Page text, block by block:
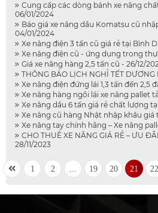
Cung cấp các dòng bánh xe nâng
06/01/2024
Báo giá xe nâng dầu Komatsu cũ
04/01/2024
Xe nâng điện 3 tấn cũ giá rẻ tại Bình
Xe nâng điện cũ - ứng dụng trong
Giá xe nâng hàng 2,5 tấn cũ - 26/12/
THÔNG BÁO LỊCH NGHỈ TẾT DƯƠNG
Xe nâng điện đứng lái 1,3 tấn đến 2,5
Xe nâng hàng ngồi lái xe nâng pallet
Xe nâng dầu 6 tấn giá rẻ chất lượng
Xe nâng cũ hàng Nhật nhập khẩu giá
Xe nâng tay chính hãng – Xe nâng
CHO THUÊ XE NÂNG GIÁ RẺ – ƯU
28/11/2023
1 2 19 20 21 22